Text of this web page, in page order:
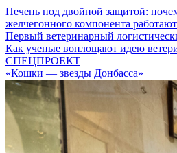
Печень под двойной защитой:
желчегонного компонента
Первый ветеринарный
Как ученые воплощают идею
СПЕЦПРОЕКТ
«Кошки — звезды Донбасса»